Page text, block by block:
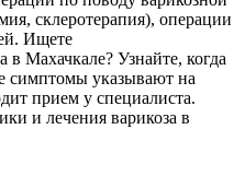
склеротерапия), операции
Ищете
Махачкале? Узнайте, когда
симптомы указывают на
прием у специалиста.
и лечения варикоза в